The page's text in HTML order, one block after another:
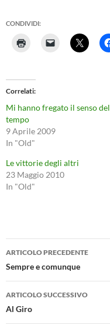
CONDIVIDI:
Correlati
Mi hanno fregato il senso del
tempo
9 Aprile 2009
In "Old"
Le vittorie degli altri
23 Maggio 2010
In "Old"
Navigazione
articolo
ARTICOLO PRECEDENTE
Sempre e comunque
ARTICOLO SUCCESSIVO
Al Giro